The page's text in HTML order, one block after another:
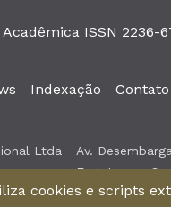
ISSN 2236-
Indexação Contato
Ltda
Av.
Fortaleza –
cookies e scripts